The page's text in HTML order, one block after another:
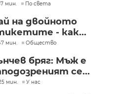
мин. По света
на двойното
- как...
мин. Общество
бряг: Мъж е
се...
мин. У нас